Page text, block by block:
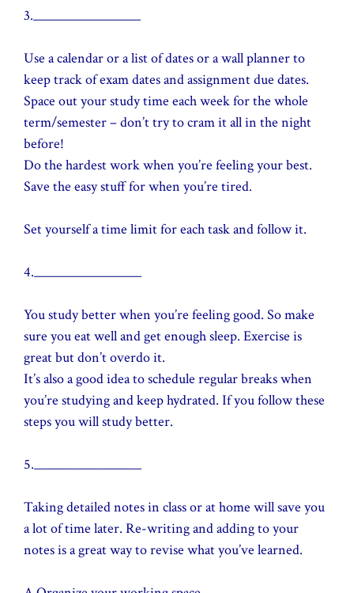
3._________________
Use a calendar or a list of dates or a wall planner to
keep track of exam dates and assignment due dates.
Space out your study time each week for the whole
term/semester – don’t try to cram it all in the night
before!
Do the hardest work when you’re feeling your best.
Save the easy stuff for when you’re tired.
Set yourself a time limit for each task and follow it.
4._________________
You study better when you’re feeling good. So make
sure you eat well and get enough sleep. Exercise is
great but don’t overdo it.
It’s also a good idea to schedule regular breaks when
you’re studying and keep hydrated. If you follow these
steps you will study better.
5._________________
Taking detailed notes in class or at home will save you
a lot of time later. Re-writing and adding to your
notes is a great way to revise what you’ve learned.